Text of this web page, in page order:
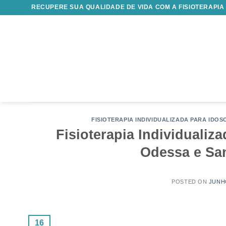
RECUPERE SUA QUALIDADE DE VIDA COM A
FISIOTERAPIA INDIVIDUALIZADA PARA
Fisioterapia
Odessa e
POSTED ON
16